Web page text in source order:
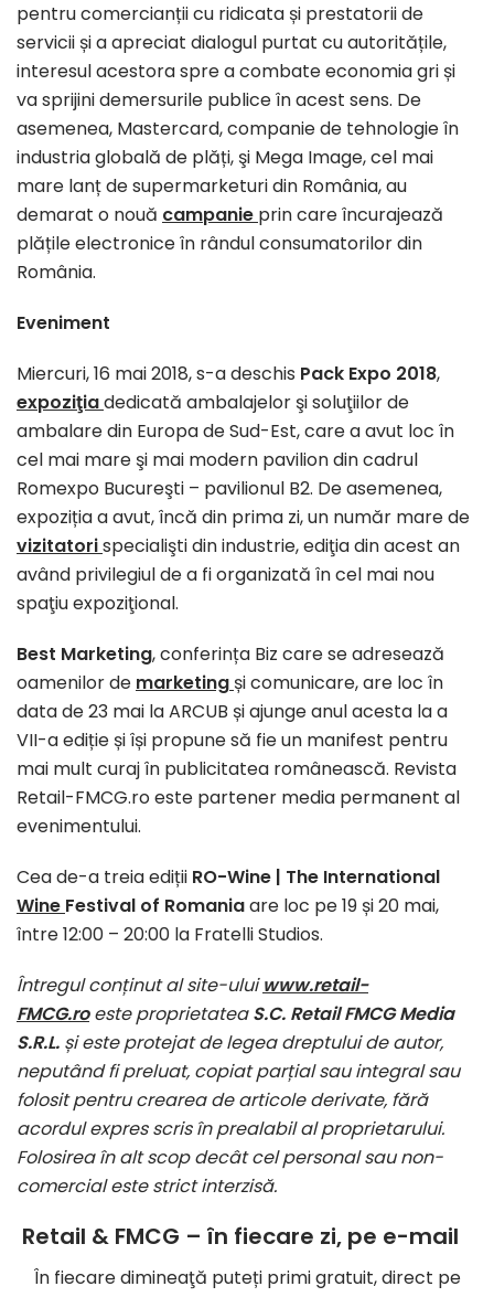
pentru comercianții cu ridicata și prestatorii de
servicii și a apreciat dialogul purtat cu autoritățile,
interesul acestora spre a combate economia gri și
va sprijini demersurile publice în acest sens. De
asemenea, Mastercard, companie de tehnologie în
industria globală de plăți, şi Mega Image, cel mai
mare lanț de supermarketuri din România, au
demarat o nouă campanie prin care încurajează
plățile electronice în rândul consumatorilor din
România.
Eveniment
Miercuri, 16 mai 2018, s-a deschis Pack Expo 2018,
expoziţiadedicată ambalajelor şi soluţiilor de
ambalare din Europa de Sud-Est, care a avut loc în
cel mai mare şi mai modern pavilion din cadrul
Romexpo Bucureşti – pavilionul B2. De asemenea,
expozițiaa avut, încă din prima zi, un număr mare de
vizitatorispecialişti din industrie, ediţia din acest an
având privilegiul de a fi organizată în cel mai nou
spaţiu expoziţional.
Best Marketing, conferința Biz care se adresează
oamenilor de marketingși comunicare, are loc în
data de 23 mai la ARCUB și ajunge anul acesta la a
VII-a ediție și își propune să fie un manifest pentru
mai mult curaj în publicitatea românească. Revista
Retail-FMCG.ro este partener media permanent al
evenimentului.
Cea de-a treia ediții RO-Wine | The International
Wine Festival of Romaniaare loc pe 19 și 20 mai,
între 12:00 – 20:00 la Fratelli Studios.
Întregul conținut al site-uluiwww.retail-
FMCG.roeste proprietateaS.C. Retail FMCG Media
S.R.L. și este protejat de legea dreptului de autor,
neputând fi preluat, copiat parțial sau integral sau
folosit pentru crearea de articole derivate, fără
acordul expres scris în prealabil al proprietarului.
Folosirea în alt scop decât cel personal sau non-
comercial este strict interzisă.
Retail & FMCG – în fiecare zi, pe e-mail
În fiecare dimineaţă puteți primi gratuit, direct pe